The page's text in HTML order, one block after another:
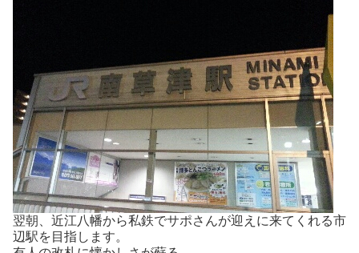
翌朝、近江八幡から私鉄でサポさんが迎えに来てくれる市
辺駅を目指します。